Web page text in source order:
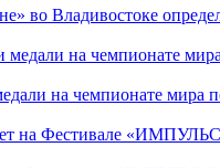
во Владивостоке
на чемпионате мира